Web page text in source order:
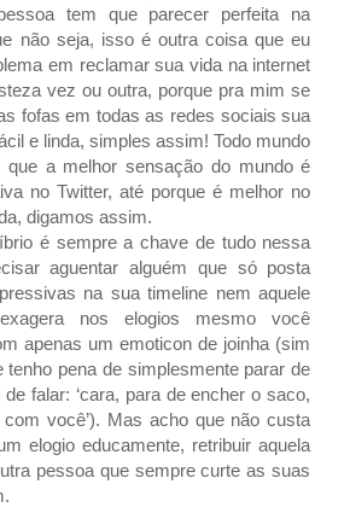
tem que parecer perfeita na
não seja, isso é outra coisa que eu
em reclamar sua vida na internet
vez ou outra, porque pra mim se
fofas em todas as redes sociais sua
e linda, simples assim! Todo mundo
que a melhor sensação do mundo é
no Twitter, até porque é melhor no
digamos assim.
é sempre a chave de tudo nessa
aguentar alguém que só posta
na sua timeline nem aquele
nos elogios mesmo você
apenas um emoticon de joinha (sim
tenho pena de simplesmente parar de
falar: ‘cara, para de encher o saco,
você’). Mas acho que não custa
elogio educamente, retribuir aquela
pessoa que sempre curte as suas